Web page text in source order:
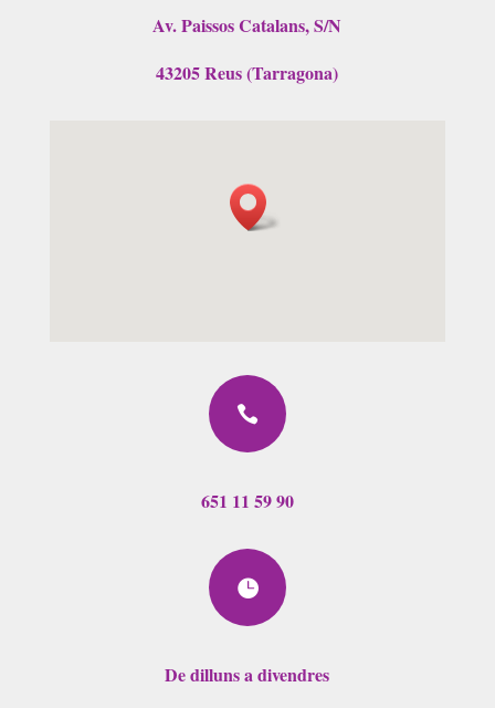
Av. Paissos Catalans, S/N
43205 Reus (Tarragona)

651 11 59 90

De dilluns a divendres